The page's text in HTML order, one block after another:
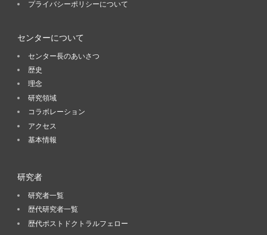
プライバシーポリシーについて
センターについて
センター長のあいさつ
歴史
理念
研究領域
コラボレーション
アクセス
基本情報
研究者
研究者一覧
歴代研究者一覧
歴代ポストドクトラルフェロー